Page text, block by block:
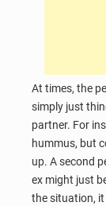
At times, the
simply just
partner. For
hummus, but
up. A second
ex might just
the situation, it